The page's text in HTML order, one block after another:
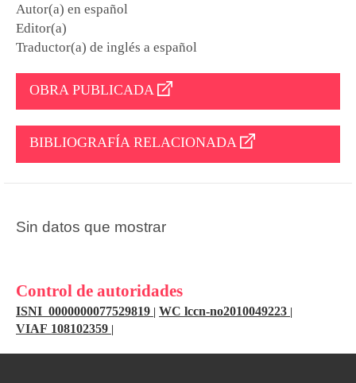
Autor(a) en español
Editor(a)
Traductor(a) de inglés a español
OBRA PUBLICADA
BIBLIOGRAFÍA RELACIONADA
Sin datos que mostrar
Control de autoridades
ISNI 0000000077529819 WC lccn-no2010049223
VIAF 108102359